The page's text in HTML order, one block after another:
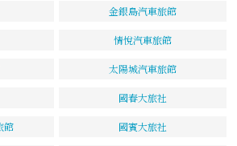
金銀島汽車旅館
情悅汽車旅館
太陽城汽車旅館
國春大旅社
館 國賓大旅社